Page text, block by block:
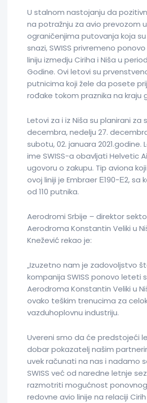
U stalnom nastojanju da
na potražnju za avio prevozom
ograničenjima putovanja koja
snazi, SWISS privremeno
liniju izmedju Ciriha i Niša u
Godine. Ovi letovi su
putnicima koji žele da posete
rođake tokom praznika na kraju
Letovi za i iz Niša su planirani za
decembra, nedelju 27.
subotu, 02. januara 2021.godine.
ime SWISS-a obavljati Helvetic
ugovoru o zakupu. Tip aviona
ovoj liniji je Embraer Е190-Е2,
od 110 putnika.
Aerodromi Srbije – direktor
Aerodroma Konstantin Veliki u
Knežević rekao je:
„Izuzetno nam je zadovoljstvo
kompanija SWISS ponovo leteti
Aerodroma Konstantin Veliki u
ovako teškim trenucima za
vazduhoplovnu industriju.
Uvereni smo da će predstojeći
dobar pokazatelj našim
uvek računati na nas i nadamo
SWISS već od naredne letnje
razmotriti mogućnost
redovne avio linije na relaciji Cirih